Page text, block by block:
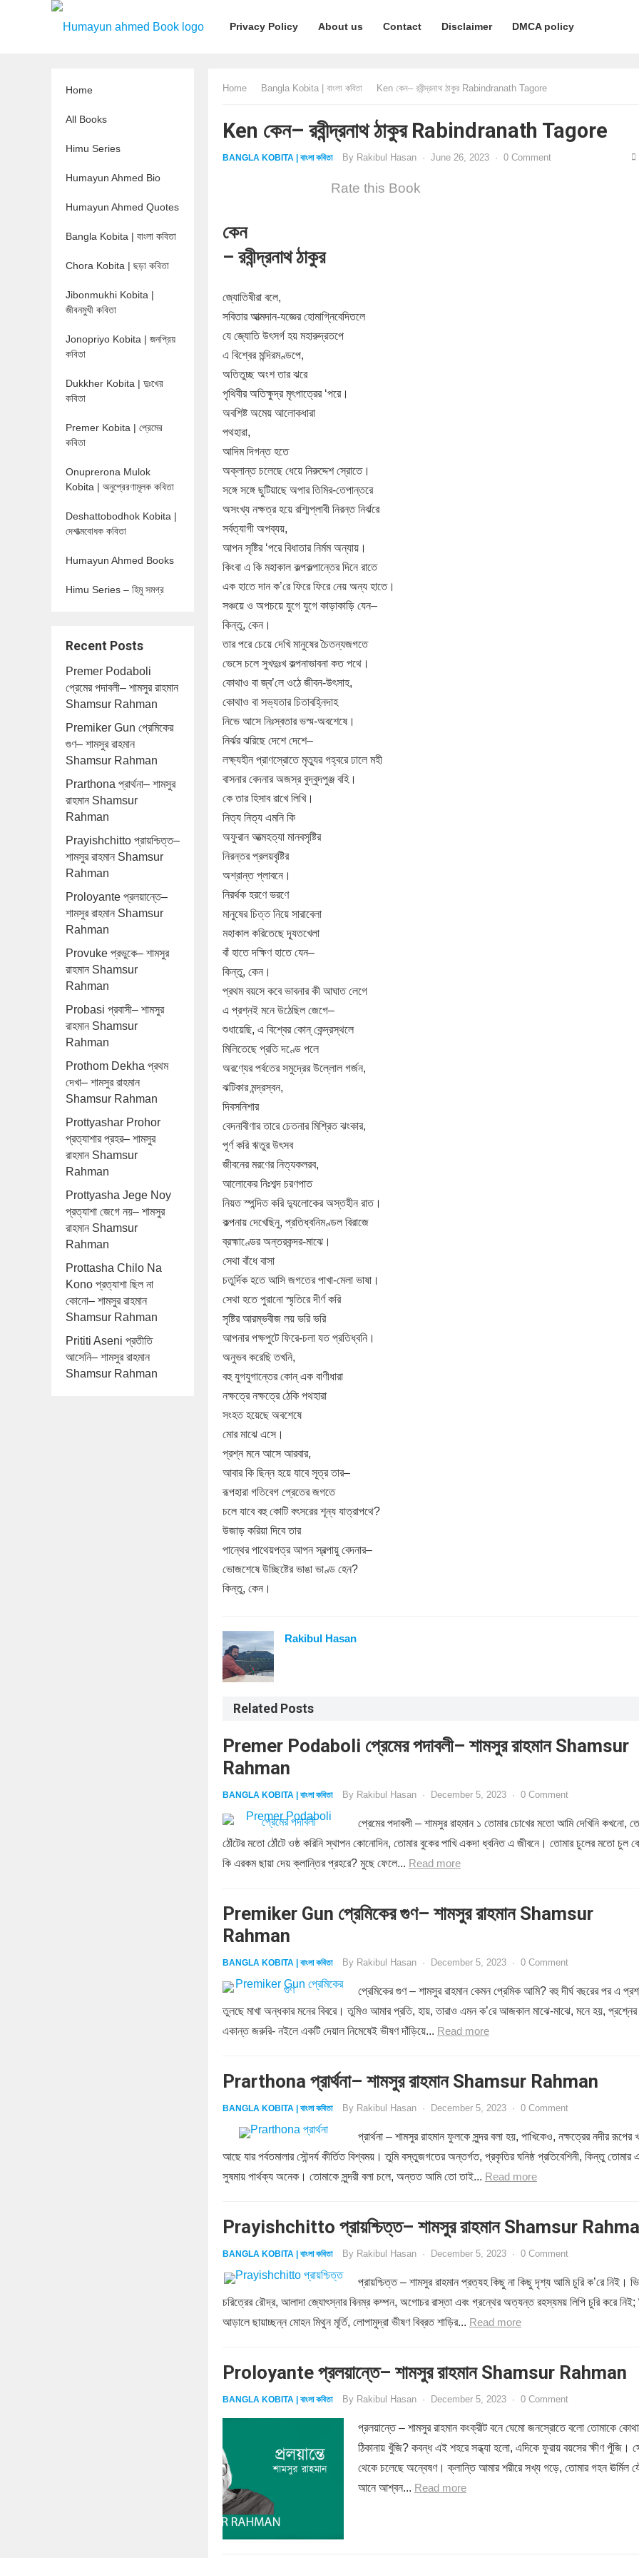
Privacy Policy About us Contact Disclaimer DMCA policy
Home
All Books
Himu Series
Humayun Ahmed Bio
Humayun Ahmed Quotes
Bangla Kobita | বাংলা কবিতা
Chora Kobita | ছড়া কবিতা
Jibonmukhi Kobita |
জীবনমুখী কবিতা
Jonopriyo Kobita | জনপ্রিয়
কবিতা
Dukkher Kobita | দুঃখের
কবিতা
Premer Kobita | প্রেমের
কবিতা
Onuprerona Mulok
Kobita | অনুপ্রেরণামূলক কবিতা
Deshattobodhok Kobita |
দেশাত্মবোধক কবিতা
Humayun Ahmed Books
Himu Series – হিমু সমগ্র
Recent Posts
Premer Podaboli
প্রেমের পদাবলী– শামসুর রাহমান
Shamsur Rahman
Premiker Gun প্রেমিকের
গুণ– শামসুর রাহমান
Shamsur Rahman
Prarthona প্রার্থনা– শামসুর
রাহমান Shamsur
Rahman
Prayishchitto প্রায়শ্চিত্ত–
শামসুর রাহমান Shamsur
Rahman
Proloyante প্রলয়ান্তে–
শামসুর রাহমান Shamsur
Rahman
Provuke প্রভুকে– শামসুর
রাহমান Shamsur
Rahman
Probasi প্রবাসী– শামসুর
রাহমান Shamsur
Rahman
Prothom Dekha প্রথম
দেখা– শামসুর রাহমান
Shamsur Rahman
Prottyashar Prohor
প্রত্যাশার প্রহর– শামসুর
রাহমান Shamsur
Rahman
Prottyasha Jege Noy
প্রত্যাশা জেগে নয়– শামসুর
রাহমান Shamsur
Rahman
Prottasha Chilo Na
Kono প্রত্যাশা ছিল না
কোনো– শামসুর রাহমান
Shamsur Rahman
Prititi Aseni প্রতীতি
আসেনি– শামসুর রাহমান
Shamsur Rahman
Home Bangla Kobita | বাংলা কবিতা Ken কেন– রবীন্দ্রনাথ ঠাকুর Rabindranath Tagore
Ken কেন– রবীন্দ্রনাথ ঠাকুর Rabindranath Tagore
BANGLA KOBITA | বাংলা কবিতা By Rakibul Hasan · June 26, 2023 · 0 Comment
Rate this Book
কেন
– রবীন্দ্রনাথ ঠাকুর
জ্যোতিষীরা বলে,
সবিতার আত্মদান-যজ্ঞের হোমাগ্নিবেদিতলে
যে জ্যোতি উৎসর্গ হয় মহারুদ্রতপে
এ বিশ্বের মন্দিরমণ্ডপে,
অতিতুচ্ছ অংশ তার ঝরে
পৃথিবীর অতিক্ষুদ্র মৃৎপাত্রের ‘পরে।
অবশিষ্ট অমেয় আলোকধারা
পথহারা,
আদিম দিগন্ত হতে
অক্লান্ত চলেছে ধেয়ে নিরুদ্দেশ স্রোতে।
সঙ্গে সঙ্গে ছুটিয়াছে অপার তিমির-তেপান্তরে
অসংখ্য নক্ষত্র হয়ে রশ্মিপ্লাবী নিরন্ত নির্ঝরে
সর্বত্যাগী অপব্যয়,
আপন সৃষ্টির ‘পরে বিধাতার নির্মম অন্যায়।
কিংবা এ কি মহাকাল কল্পকল্পান্তের দিনে রাতে
এক হাতে দান ক’রে ফিরে ফিরে নেয় অন্য হাতে।
সঞ্চয়ে ও অপচয়ে যুগে যুগে কাড়াকাড়ি যেন–
কিন্তু, কেন।
তার পরে চেয়ে দেখি মানুষের চৈতন্যজগতে
ভেসে চলে সুখদুঃখ কল্পনাভাবনা কত পথে।
কোথাও বা জ্ব’লে ওঠে জীবন-উৎসাহ,
কোথাও বা সভ্যতার চিতাবহ্নিদাহ
নিভে আসে নিঃস্বতার ভস্ম-অবশেষে।
নির্ঝর ঝরিছে দেশে দেশে–
লক্ষ্যহীন প্রাণস্রোতে মৃত্যুর গহ্বরে ঢালে মহী
বাসনার বেদনার অজস্র বুদ্বুদপুঞ্জ বহি।
কে তার হিসাব রাখে লিখি।
নিত্য নিত্য এমনি কি
অফুরান আত্মহত্যা মানবসৃষ্টির
নিরন্তর প্রলয়বৃষ্টির
অশ্রান্ত প্লাবনে।
নিরর্থক হরণে ভরণে
মানুষের চিত্ত নিয়ে সারাবেলা
মহাকাল করিতেছে দ্যূতখেলা
বাঁ হাতে দক্ষিণ হাতে যেন–
কিন্তু, কেন।
প্রথম বয়সে কবে ভাবনার কী আঘাত লেগে
এ প্রশ্নই মনে উঠেছিল জেগে–
শুধায়েছি, এ বিশ্বের কোন্‌ কেন্দ্রস্থলে
মিলিতেছে প্রতি দণ্ডে পলে
অরণ্যের পর্বতের সমুদ্রের উল্লোল গর্জন,
ঝটিকার মন্দ্রস্বন,
দিবসনিশার
বেদনাবীণার তারে চেতনার মিশ্রিত ঝংকার,
পূর্ণ করি ঋতুর উৎসব
জীবনের মরণের নিত্যকলরব,
আলোকের নিঃশব্দ চরণপাত
নিয়ত স্পন্দিত করি দ্যুলোকের অস্তহীন রাত।
কল্পনায় দেখেছিনু, প্রতিধ্বনিমণ্ডল বিরাজে
ব্রহ্মাণ্ডের অন্তরকন্দর-মাঝে।
সেথা বাঁধে বাসা
চতুর্দিক হতে আসি জগতের পাখা-মেলা ভাষা।
সেথা হতে পুরানো স্মৃতিরে দীর্ণ করি
সৃষ্টির আরম্ভবীজ লয় ভরি ভরি
আপনার পক্ষপুটে ফিরে-চলা যত প্রতিধ্বনি।
অনুভব করেছি তখনি,
বহু যুগযুগান্তের কোন্‌ এক বাণীধারা
নক্ষত্রে নক্ষত্রে ঠেকি পথহারা
সংহত হয়েছে অবশেষে
মোর মাঝে এসে।
প্রশ্ন মনে আসে আরবার,
আবার কি ছিন্ন হয়ে যাবে সূত্র তার–
রূপহারা গতিবেগ প্রেতের জগতে
চলে যাবে বহু কোটি বৎসরের শূন্য যাত্রাপথে?
উজাড় করিয়া দিবে তার
পান্থের পাথেয়পত্র আপন স্বল্পায়ু বেদনার–
ভোজশেষে উচ্ছিষ্টের ভাঙা ভাণ্ড হেন?
কিন্তু, কেন।
Rakibul Hasan
Related Posts
Premer Podaboli প্রেমের পদাবলী– শামসুর রাহমান Shamsur
Rahman
BANGLA KOBITA | বাংলা কবিতা By Rakibul Hasan · December 5, 2023 · 0 Comment
প্রেমের পদাবলী – শামসুর রাহমান ১ তোমার চোখের মতো আমি দেখিনি কখনো,
ঠোঁটের মতো ঠোঁটে ওষ্ঠ করিনি স্থাপন কোনোদিন, তোমার বুকের পাখি একদা ধ্বনিত এ জীবনে। তোমার চুলের মতো চুল
কি এরকম ছায়া দেয় ক্লান্তির প্রহরে? মুছে ফেলে... Read more
Premiker Gun প্রেমিকের গুণ– শামসুর রাহমান Shamsur
Rahman
BANGLA KOBITA | বাংলা কবিতা By Rakibul Hasan · December 5, 2023 · 0 Comment
প্রেমিকের গুণ – শামসুর রাহমান কেমন প্রেমিক আমি? বহু দীর্ঘ বছরের পর এ
তুলছে মাখা অন্ধকার মনের বিবরে। তুমিও আমার প্রতি, হায়, তারাও এমন ক’রে আজকাল মাঝে-মাঝে, মনে হয়,
একান্ত জরুরি- নইলে একটি দেয়াল নিমেষেই ভীষণ দাঁড়িয়ে... Read more
Prarthona প্রার্থনা– শামসুর রাহমান Shamsur Rahman
BANGLA KOBITA | বাংলা কবিতা By Rakibul Hasan · December 5, 2023 · 0 Comment
প্রার্থনা – শামসুর রাহমান ফুলকে সুন্দর বলা হয়, পাখিকেও, নক্ষত্রের নদীর রূপের
আছে যার পর্বতমালার সৌন্দর্য কীর্তিত বিশ্বময়। তুমি বস্তুজগতের অন্তর্গত, প্রকৃতির ঘনিষ্ঠ প্রতিবেশিনী, কিন্তু তোমার
সুষমায় পার্থক্য অনেক। তোমাকে সুন্দরী বলা চলে, অন্তত আমি তো তাই... Read more
Prayishchitto প্রায়শ্চিত্ত– শামসুর রাহমান Shamsur
BANGLA KOBITA | বাংলা কবিতা By Rakibul Hasan · December 5, 2023 · 0 Comment
প্রায়শ্চিত্ত – শামসুর রাহমান প্রত্যহ কিছু না কিছু দৃশ্য আমি চুরি ক’রে নিই।
চরিত্রের রৌদ্র, আলাদা জ্যোৎস্নার বিনম্র কম্পন, অগোচর রাস্তা এবং গ্রন্থের অত্যন্ত রহস্যময় লিপি চুরি করে নিই;
আড়ালে ছায়াচ্ছন্ন মোহন মিথুন মূর্তি, লোপামুদ্রা ভীষণ বিব্রত শাড়ির... Read more
Proloyante প্রলয়ান্তে– শামসুর রাহমান Shamsur Rahman
BANGLA KOBITA | বাংলা কবিতা By Rakibul Hasan · December 5, 2023 · 0 Comment
প্রলয়ান্তে – শামসুর রাহমান কংক্রীট বনে ঘেমো জনস্রোতে বলো তোমাকে
ঠিকানায় খুঁজি? কবন্ধ এই শহরে সন্ধ্যা হলো, এদিকে ফুরায় বয়সের ক্ষীণ পুঁজি।
থেকে চলেছে অন্বেষণ। ক্লান্তি আমার শরীরে সখ্য গড়ে, তোমার গহন ঊর্মিল
আনে আশ্বন... Read more